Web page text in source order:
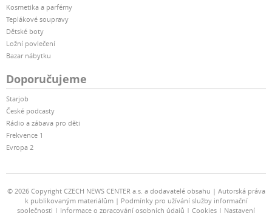
Kosmetika a parfémy
Teplákové soupravy
Dětské boty
Ložní povlečení
Bazar nábytku
Doporučujeme
Starjob
České podcasty
Rádio a zábava pro děti
Frekvence 1
Evropa 2
© 2026 Copyright CZECH NEWS CENTER a.s. a dodavatelé obsahu
Autorská práva
k publikovaným materiálům
Podmínky pro užívání služby informační
společnosti
Informace o zpracování osobních údajů Cookies Nastavení